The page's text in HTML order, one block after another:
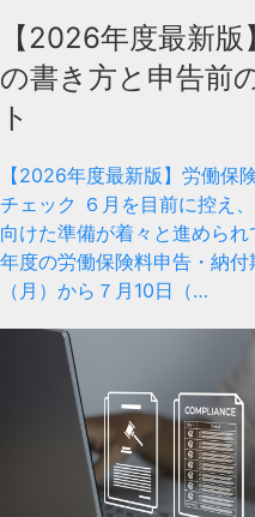
【2026年度最新
の書き方と申告前
ト
【2026年度最新版】労働保
チェック ６月を目前に控え
向けた準備が着々と進めら
年度の労働保険料申告・納
（月）から７月10日（…